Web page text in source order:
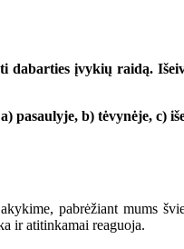
dabarties įvykių raidą.
pasaulyje, b) tėvynėje, c)
pabrėžiant mums
ir atitinkamai reaguoja.